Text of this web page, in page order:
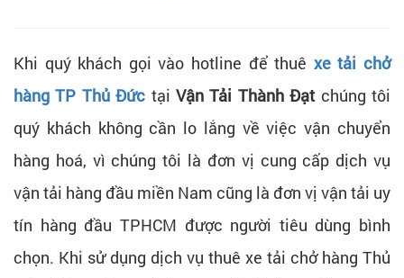
Khi quý khách gọi vào hotline để thuê xe tải chở
hàng TP Thủ Đức tạiVận Tải Thành Đạt chúng tôi
quý khách không cần lo lắng về việc vận chuyển
hàng hoá, vì chúng tôi là đơn vị cung cấp dịch vụ
vận tải hàng đầu miền Nam cũng là đơn vị vận tải uy
tín hàng đầu TPHCM được người tiêu dùng bình
chọn. Khi sử dụng dịch vụ thuê xe tải chở hàng Thủ